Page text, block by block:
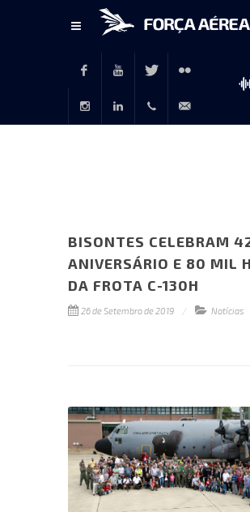
FacebookYoutubeTwitter Flickr
BISONTES CELEBRAM
ANIVERSÁRIO E 80 MIL
DA FROTA C-130H
26 de Setembro de 2019 Notícias